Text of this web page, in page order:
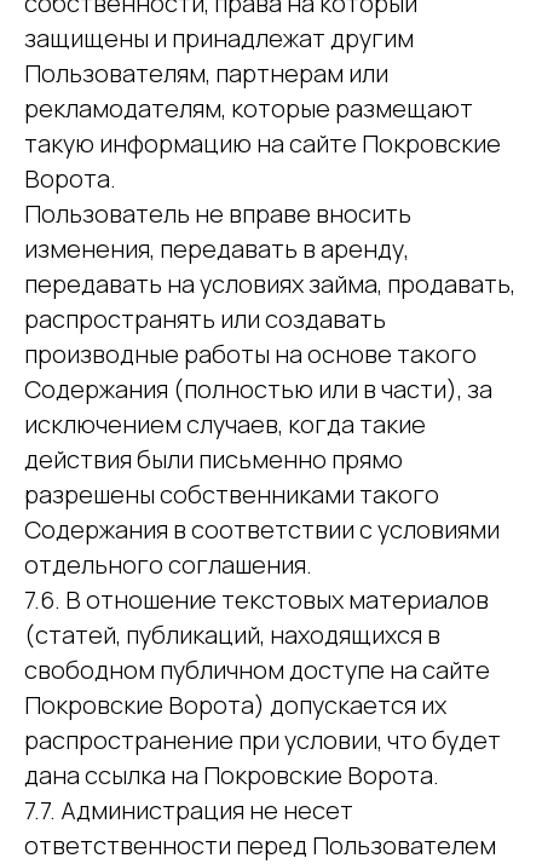
защищены и принадлежат другим
Пользователям, партнерам или
рекламодателям, которые размещают
такую информацию на сайте Покровские
Ворота.
Пользователь не вправе вносить
изменения, передавать в аренду,
передавать на условиях займа, продавать,
распространять или создавать
производные работы на основе такого
Содержания (полностью или в части), за
исключением случаев, когда такие
действия были письменно прямо
разрешены собственниками такого
Содержания в соответствии с условиями
отдельного соглашения.
7.6. В отношение текстовых материалов
(статей, публикаций, находящихся в
свободном публичном доступе на сайте
Покровские Ворота) допускается их
распространение при условии, что будет
дана ссылка на Покровские Ворота.
7.7. Администрация не несет
ответственности перед Пользователем